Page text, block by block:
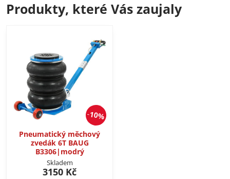
Produkty, které Vás zaujaly
10%
Pneumatický měchový
zvedák 6T BAUG
B3306|modrý
Skladem
3150 Kč